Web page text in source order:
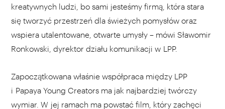
kreatywnych ludzi, bo sami jesteśmy firmą, która stara
się tworzyć przestrzeń dla świeżych pomysłów oraz
wspiera utalentowane, otwarte umysły – mówi Sławomir
Ronkowski, dyrektor działu komunikacji w LPP.
Zapoczątkowana właśnie współpraca między LPP
i Papaya Young Creators ma jak najbardziej twórczy
wymiar. W jej ramach ma powstać film, który zachęci